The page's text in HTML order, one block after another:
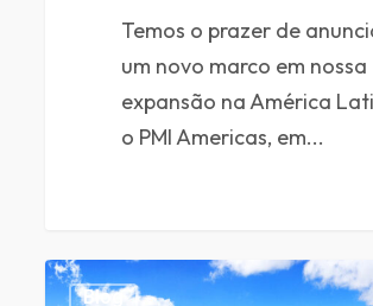
Temos o prazer de
um novo marco em nossa
expansão na América
o PMI Americas, em...
Blog